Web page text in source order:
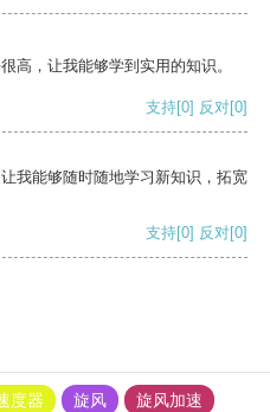
高，让我能够学到实用的知识。
支持[0] 反对[0]
我能够随时随地学习新知识，拓宽
支持[0] 反对[0]
度器 旋风
旋风加速